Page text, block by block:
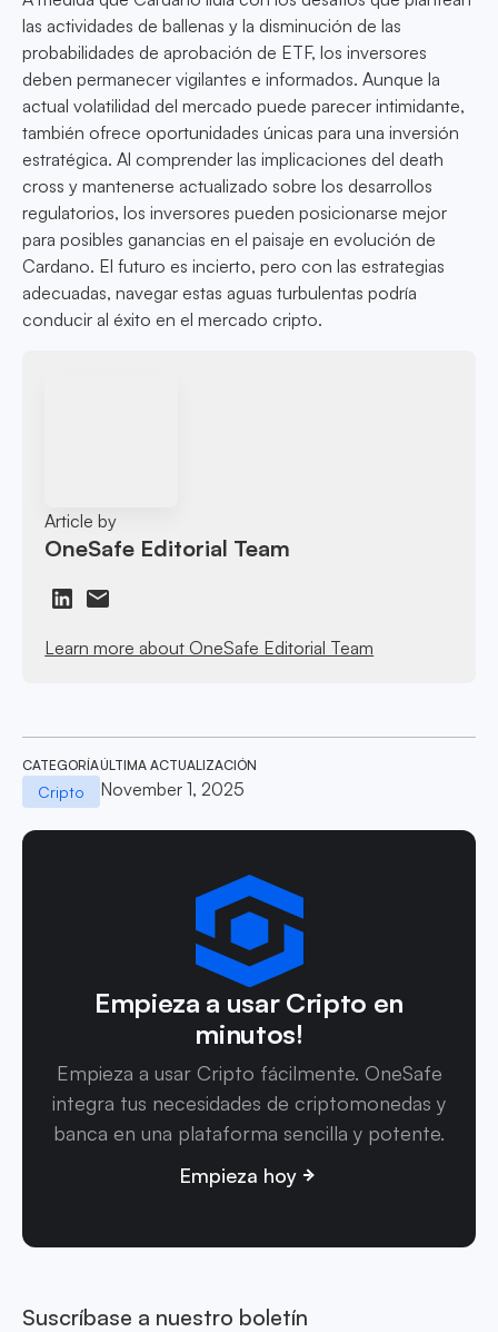
las actividades de ballenas y la disminución de las
probabilidades de aprobación de ETF, los inversores
deben permanecer vigilantes e informados. Aunque la
actual volatilidad del mercado puede parecer intimidante,
también ofrece oportunidades únicas para una inversión
estratégica. Al comprender las implicaciones del death
cross y mantenerse actualizado sobre los desarrollos
regulatorios, los inversores pueden posicionarse mejor
para posibles ganancias en el paisaje en evolución de
Cardano. El futuro es incierto, pero con las estrategias
adecuadas, navegar estas aguas turbulentas podría
conducir al éxito en el mercado cripto.
Article by
OneSafe Editorial Team
Learn more about OneSafe Editorial Team
CATEGORÍA
Cripto
ÚLTIMA ACTUALIZACIÓN
November 1, 2025
Empieza a usar Cripto en
minutos!
Empieza a usar Cripto fácilmente. OneSafe
integra tus necesidades de criptomonedas y
banca en una plataforma sencilla y potente.
Empieza hoy
Suscríbase a nuestro boletín